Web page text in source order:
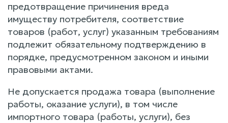
предотвращение причинения вреда
имуществу потребителя, соответствие
товаров (работ, услуг) указанным требованиям
подлежит обязательному подтверждению в
порядке, предусмотренном законом и иными
правовыми актами.
Не допускается продажа товара (выполнение
работы, оказание услуги), в том числе
импортного товара (работы, услуги), без